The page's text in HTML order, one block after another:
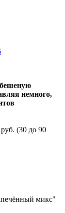
немного,
(30 до 90
микс"